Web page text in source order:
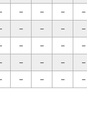
－ － － －
－ － － －
－ － － －
－ － － －
－ － － －